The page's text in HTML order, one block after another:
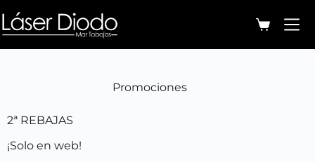
Promociones
2ª REBAJAS
¡Solo en web!